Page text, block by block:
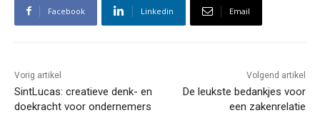
Facebook Linkedin Email
Vorig artikel
SintLucas: creatieve denk- en
doekracht voor ondernemers
Volgend artikel
De leukste bedankjes voor
een zakenrelatie